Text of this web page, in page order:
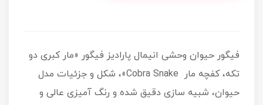
فیگور حیوان وحشی انیمال پارادیز فیگور «مار کبری دو
تکه، کفچه مار Cobra Snake»، شکل و جزئیات مدل
حیوان، شبیه سازی دقیق شده و رنگ آمیزی عالی و